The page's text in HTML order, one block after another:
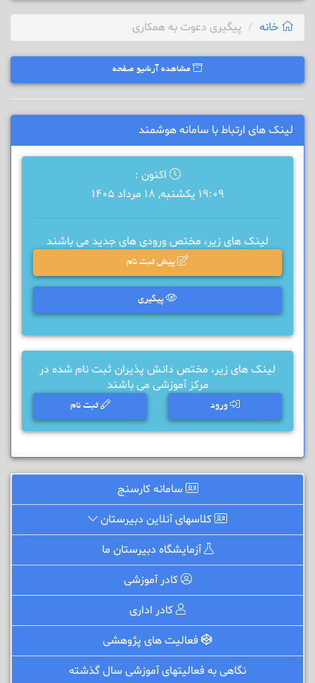
خانه پیگیری دعوت به همکاری
مشاهده آرشیو صفحه
لینک های ارتباط با سامانه هوشمند
اکنون :
19:09 یکشنبه, 18 مرداد 1405
لینک های زیر، مختص ورودی های جدید می باشند
پیش ثبت نام
پیگیری
لینک های زیر، مختص دانش پذیران ثبت نام شده در
مرکز آموزشی می باشند
ورود ثبت نام
سامانه کارسنج
کلاسهای آنلاین دبیرستان
آزمایشگاه دبیرستان ما
کادر آموزشی
کادر اداری
فعالیت های پژوهشی
نگاهی به فعالیتهای آموزشی سال گذشته